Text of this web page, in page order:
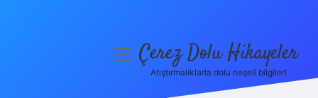
menüyüÇerez Dolu Hikayeler
Atıştırmalıklarla dolu neşeli bilgiler!